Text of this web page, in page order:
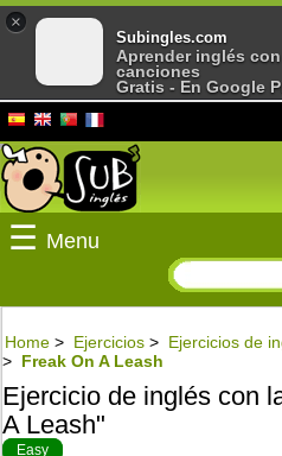
☰ Menu
Home > Ejercicios > Ejercicios de
> Freak On A Leash
Ejercicio de inglés con
A Leash"
Easy
×
Subingles.com
Aprender inglés con
canciones
Gratis - En Google